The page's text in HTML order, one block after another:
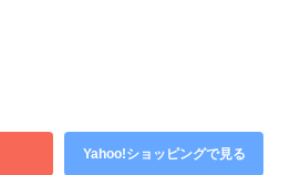
Yahoo!ショッピングで見る